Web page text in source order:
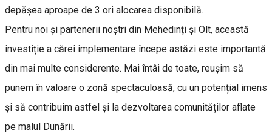
depășea aproape de 3 ori alocarea disponibilă.
Pentru noi și partenerii noștri din Mehedinți și Olt, această
investiție a cărei implementare începe astăzi este importantă
din mai multe considerente. Mai întâi de toate, reușim să
punem în valoare o zonă spectaculoasă, cu un potențial imens
și să contribuim astfel și la dezvoltarea comunităților aflate
pe malul Dunării.